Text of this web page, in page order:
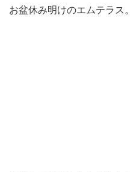
お盆休み明けのエムテラス。